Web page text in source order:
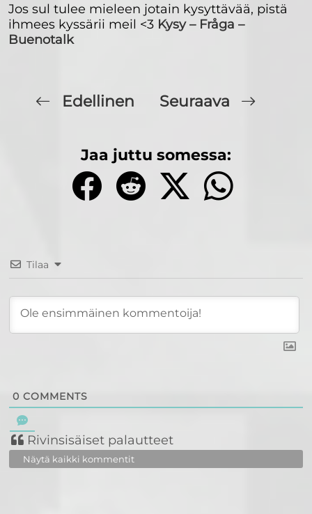
Jos sul tulee mieleen jotain kysyttävää, pistä
ihmees kyssärii meil <3 Kysy – Fråga –
Buenotalk
Edellinen Seuraava
Jaa juttu somessa:
Tilaa
0 COMMENTS
Rivinsisäiset palautteet
Näytä kaikki kommentit